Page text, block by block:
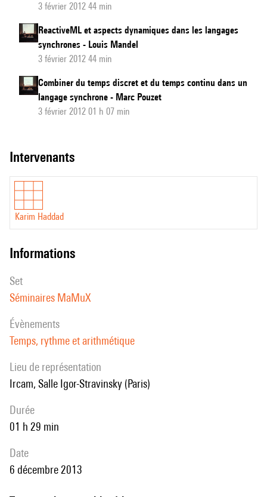
3 février 2012 44 min
ReactiveML et aspects dynamiques dans les langages
synchrones - Louis Mandel
3 février 2012 44 min
Combiner du temps discret et du temps continu dans un
langage synchrone - Marc Pouzet
3 février 2012 01 h 07 min
intervenants
Karim Haddad
informations
set
Séminaires MaMuX
évènements
Temps, rythme et arithmétique
Lieu de représentation
Ircam, Salle Igor-Stravinsky (Paris)
durée
01 h 29 min
date
6 décembre 2013